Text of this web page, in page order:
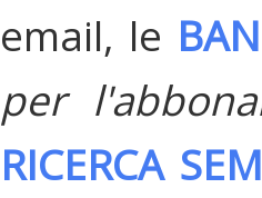
email, le
per
RICERCA